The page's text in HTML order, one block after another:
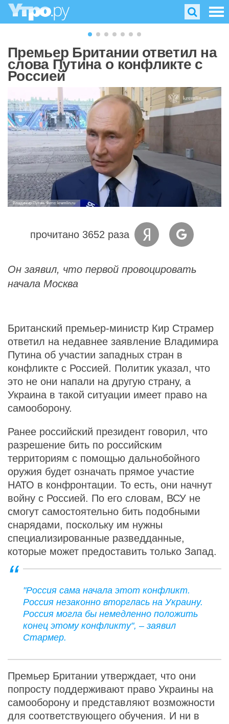
Премьер Британии ответил на
слова Путина о конфликте с
Россией
Владимир Путин. Фото: kremlin.ru
прочитано 3652 раза
Он заявил, что первой провоцировать
начала Москва
Британский премьер-министр Кир Страмер
ответил на недавнее заявление Владимира
Путина об участии западных стран в
конфликте с Россией. Политик указал, что
это не они напали на другую страну, а
Украина в такой ситуации имеет право на
самооборону.
Ранее российский президент говорил, что
разрешение бить по российским
территориям с помощью дальнобойного
оружия будет означать прямое участие
НАТО в конфронтации. То есть, они начнут
войну с Россией. По его словам, ВСУ не
смогут самостоятельно бить подобными
снарядами, поскольку им нужны
специализированные разведданные,
которые может предоставить только Запад.
"Россия сама начала этот конфликт.
Россия незаконно вторглась на Украину.
Россия могла бы немедленно положить
конец этому конфликту", – заявил
Стармер.
Премьер Британии утверждает, что они
попросту поддерживают право Украины на
самооборону и представляют возможности
для соответствующего обучения. И ни в